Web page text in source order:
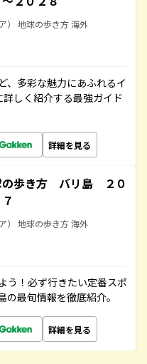
） 地球の歩き方 海外
、多彩な魅力にあふれるイ
しく紹介する最強ガイド
詳細を見る
歩き方 バリ島 ２０
） 地球の歩き方 海外
う！必ず行きたい定番スポ
最旬情報を徹底紹介。
詳細を見る